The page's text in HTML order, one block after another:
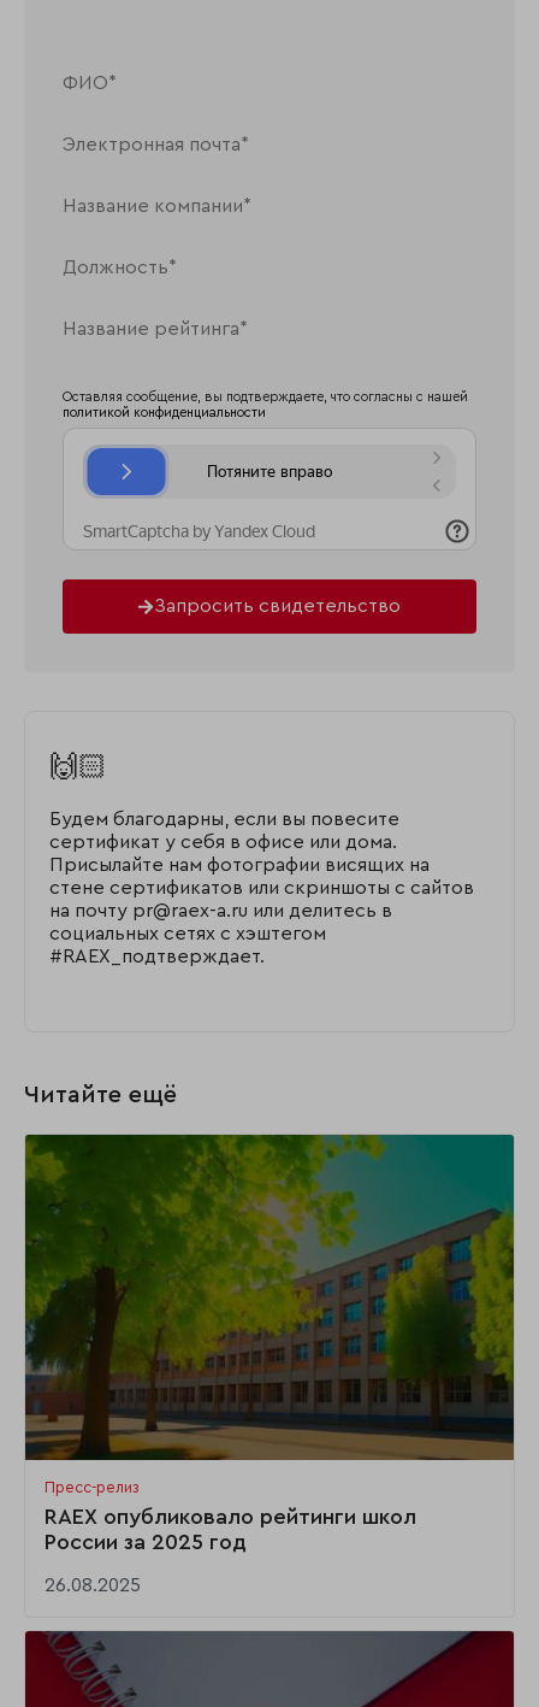
Оставляя сообщение, вы подтверждаете, что согласны с нашей
политикой конфиденциальности
Запросить свидетельство
🙌🏻
Будем благодарны, если вы повесите
сертификат у себя в офисе или дома.
Присылайте нам фотографии висящих на
стене сертификатов или скриншоты с сайтов
на почту pr@raex-a.ru или делитесь в
социальных сетях с хэштегом
#RAEX_подтверждает.
Читайте ещё
Пресс-релиз
RAEX опубликовало рейтинги школ
России за 2025 год
26.08.2025